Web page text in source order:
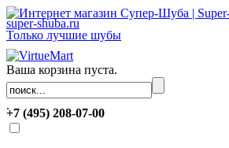
super-shuba.ru
Только лучшие шубы
Ваша корзина пуста.
.
+7 (495) 208-07-00